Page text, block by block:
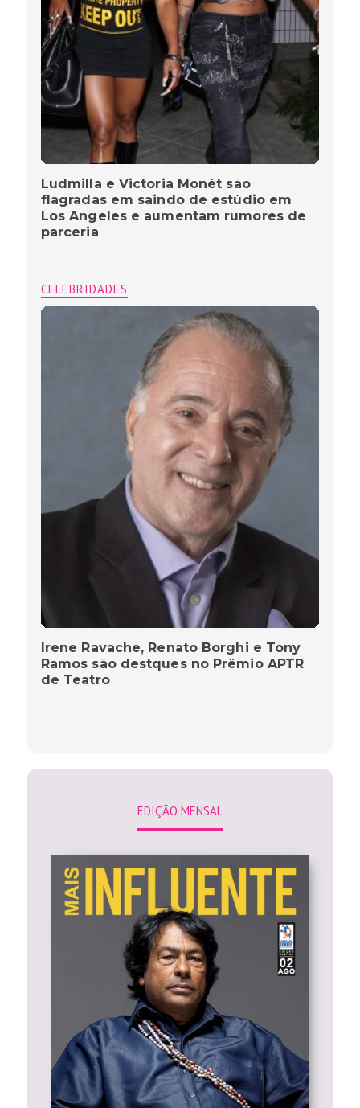
Ludmilla e Victoria Monét são
flagradas em saindo de estúdio em
Los Angeles e aumentam rumores de
parceria
CELEBRIDADES
Irene Ravache, Renato Borghi e Tony
Ramos são destques no Prêmio APTR
de Teatro
EDIÇÃO MENSAL